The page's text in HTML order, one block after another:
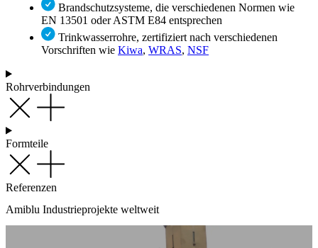
Brandschutzsysteme, die verschiedenen Normen wie
EN 13501 oder ASTM E84 entsprechen
Trinkwasserrohre, zertifiziert nach verschiedenen
Vorschriften wie Kiwa, WRAS, NSF
Rohrverbindungen
Formteile
Referenzen
Amiblu Industrieprojekte weltweit